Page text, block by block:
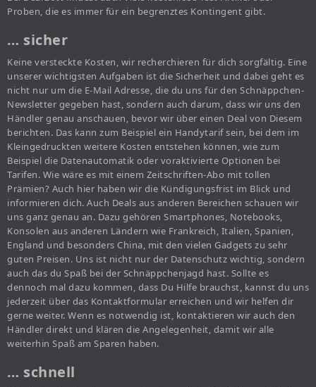
Proben, die es immer für ein begrenztes Kontingent gibt.
… sicher
Keine versteckte Kosten, wir recherchieren für dich sorgfältig. Eine
unserer wichtigsten Aufgaben ist die Sicherheit und dabei geht es
nicht nur um die E-Mail Adresse, die du uns für den Schnäppchen-
Newsletter gegeben hast, sondern auch darum, dass wir uns den
Händler genau anschauen, bevor wir über einen Deal von Diesem
berichten. Das kann zum Beispiel ein Handytarif sein, bei dem im
Kleingedruckten weitere Kosten entstehen können, wie zum
Beispiel die Datenautomatik oder voraktivierte Optionen bei
Tarifen. Wie wäre es mit einem Zeitschriften-Abo mit tollen
Prämien? Auch hier haben wir die Kündigungsfrist im Blick und
informieren dich. Auch Deals aus anderen Bereichen schauen wir
uns ganz genau an. Dazu gehören Smartphones, Notebooks,
Konsolen aus anderen Ländern wie Frankreich, Italien, Spanien,
England und besonders China, mit den vielen Gadgets zu sehr
guten Preisen. Uns ist nicht nur der Datenschutz wichtig, sondern
auch das du Spaß bei der Schnäppchenjagd hast. Sollte es
dennoch mal dazu kommen, dass Du Hilfe brauchst, kannst du uns
jederzeit über das Kontaktformular erreichen und wir helfen dir
gerne weiter. Wenn es notwendig ist, kontaktieren wir auch den
Händler direkt und klären die Angelegenheit, damit wir alle
weiterhin Spaß am Sparen haben.
… schnell